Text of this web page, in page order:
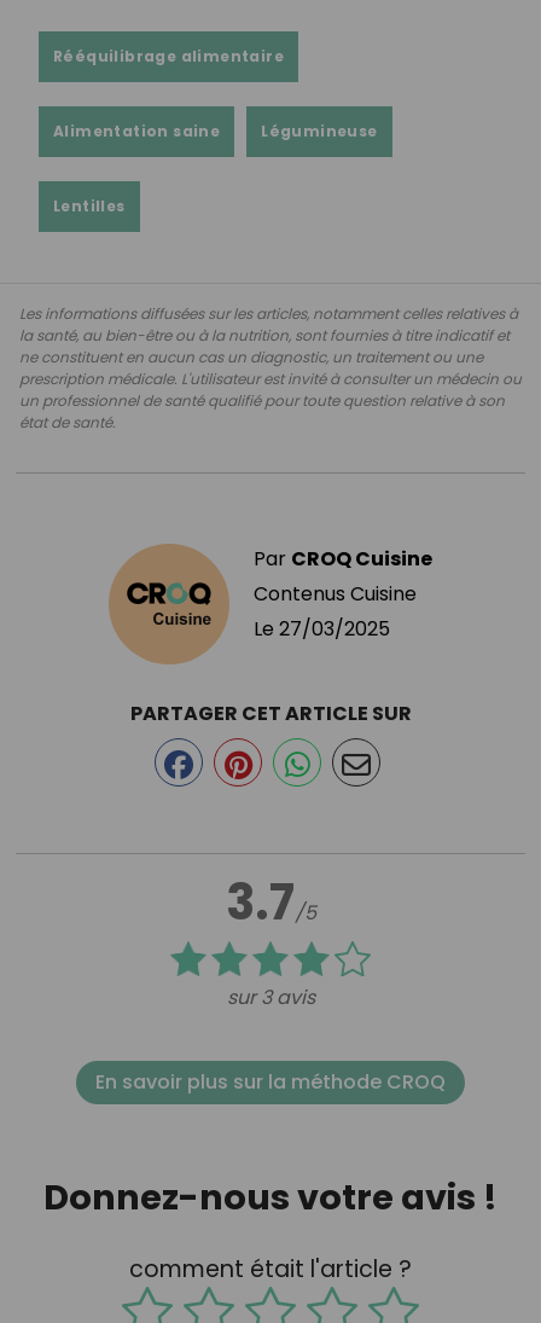
Rééquilibrage alimentaire
Alimentation saine Légumineuse
Lentilles
Les informations diffusées sur les articles, notamment celles relatives à
la santé, au bien-être ou à la nutrition, sont fournies à titre indicatif et
ne constituent en aucun cas un diagnostic, un traitement ou une
prescription médicale. L'utilisateur est invité à consulter un médecin ou
un professionnel de santé qualifié pour toute question relative à son
état de santé.
Par CROQ Cuisine
Contenus Cuisine
Le 27/03/2025
3.7/5
sur 3 avis
PARTAGER CET ARTICLE SUR
En savoir plus sur la méthode CROQ
Donnez-nous votre avis !
comment était l'article ?